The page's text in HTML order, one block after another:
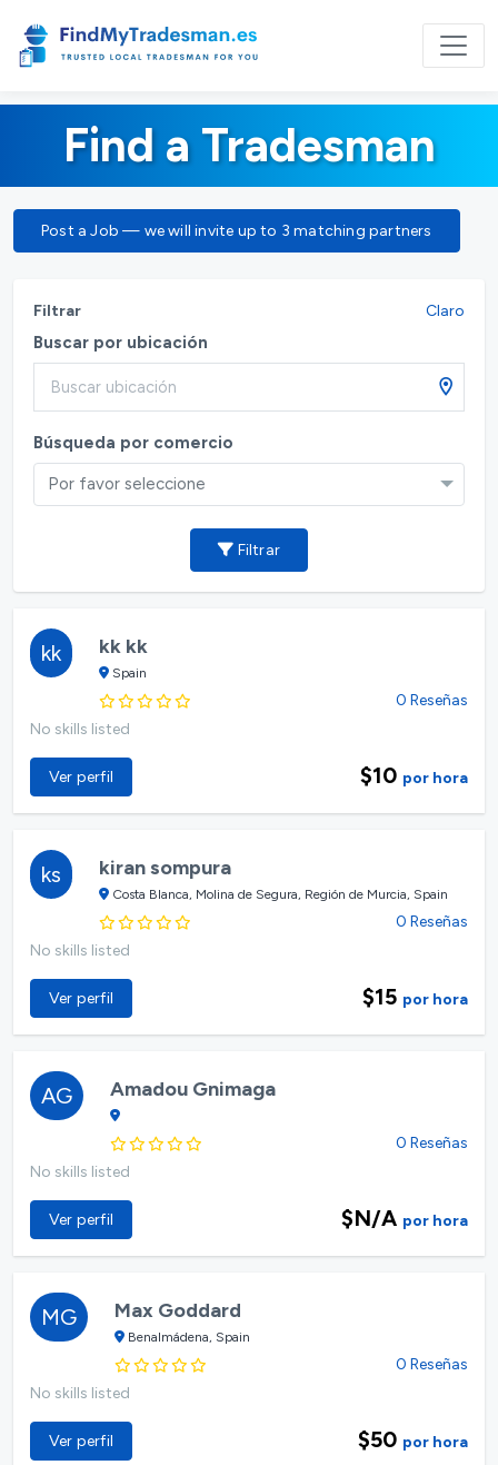
Find a Tradesman
Post a Job — we will invite up to 3 matching partners
Filtrar Claro
Buscar por ubicación
Búsqueda por comercio
Por favor seleccione
Filtrar
kk kk kk
Spain
0 Reseñas
No skills listed
Ver perfil $10 por hora
ks kiran sompura
Costa Blanca, Molina de Segura, Región de Murcia, Spain
0 Reseñas
No skills listed
Ver perfil $15 por hora
AG Amadou Gnimaga
0 Reseñas
No skills listed
Ver perfil $N/A por hora
MG Max Goddard
Benalmádena, Spain
0 Reseñas
No skills listed
Ver perfil $50 por hora